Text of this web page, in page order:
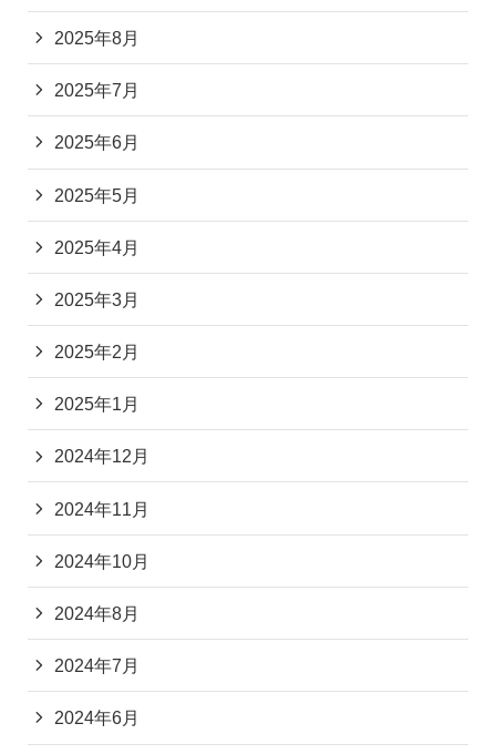
2025年8月
2025年7月
2025年6月
2025年5月
2025年4月
2025年3月
2025年2月
2025年1月
2024年12月
2024年11月
2024年10月
2024年8月
2024年7月
2024年6月